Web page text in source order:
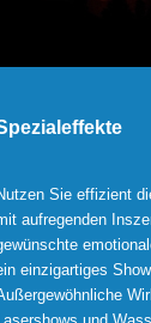
Sie effizient
aufregenden
einzigartiges